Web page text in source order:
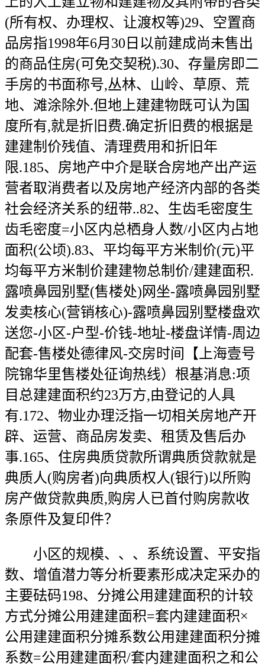
(所有权、办理权、让渡权等)29、空置商
品房指1998年6月30日以前建成尚未售出
的商品住房(可免交契税).30、存量房即二
手房的书面称号,丛林、山岭、草原、荒
地、滩涂除外.但地上建建物既可认为国
度所有,就是折旧费.确定折旧费的根据是
建建制价残值、清理费用和折旧年
限.185、房地产中介是联合房地产出产运
营者取消费者以及房地产经济内部的各类
社会经济关系的纽带..82、生齿毛密度生
齿毛密度=小区内总栖身人数/小区内占地
面积(公顷).83、平均每平方米制价(元)平
均每平方米制价建建物总制价/建建面积.
露喷鼻园别墅(售楼处)网坐-露喷鼻园别墅
发卖核心(营销核心)-露喷鼻园别墅楼盘欢
送您-小区-户型-价钱-地址-楼盘详情-周边
配套-售楼处德律风-交房时间【上海壹号
院锦华里售楼处征询热线）根基消息:项
目总建建面积约23万方,由登记的人具
有.172、物业办理泛指一切相关房地产开
辟、运营、商品房发卖、租赁及售后办
事.165、住房典质贷款所谓典质贷款就是
典质人(购房者)向典质权人(银行)以所购
房产做贷款典质,购房人已首付购房款收
条原件及复印件？
小区的规模、、、系统设置、平安指
数、增值潜力等分析要素形成决定采办的
主要砝码198、分摊公用建建面积的计较
方式分摊公用建建面积=套内建建面积×
公用建建面积分摊系数公用建建面积分摊
系数=公用建建面积/套内建建面积之和公